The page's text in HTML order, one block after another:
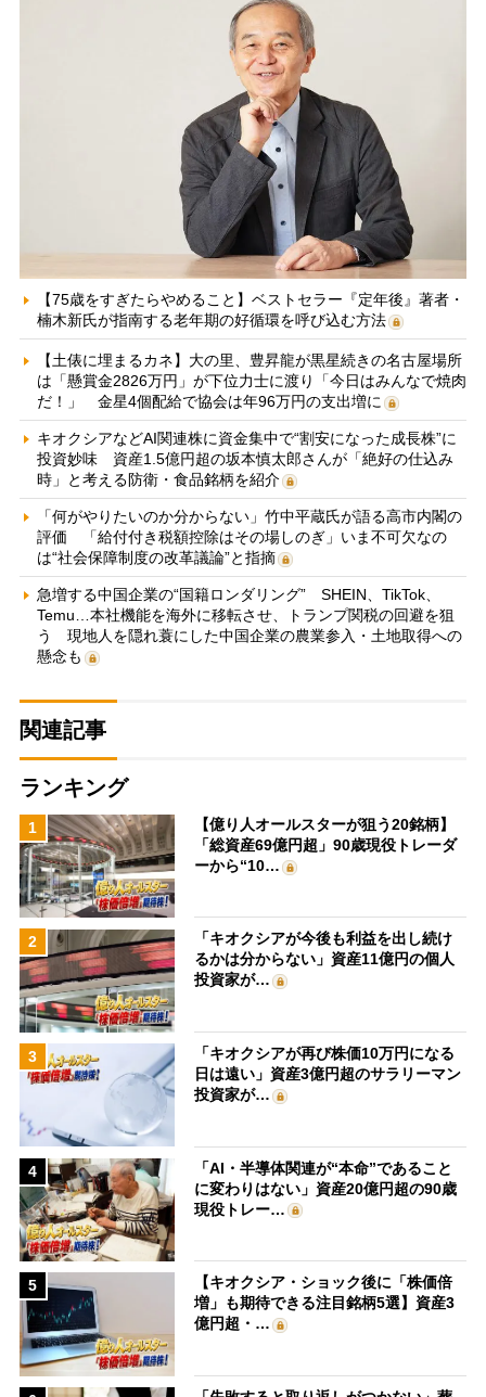
【75歳をすぎたらやめること】ベストセラー『定年後』著者・
楠木新氏が指南する老年期の好循環を呼び込む方法
【土俵に埋まるカネ】大の里、豊昇龍が黒星続きの名古屋場所
は「懸賞金2826万円」が下位力士に渡り「今日はみんなで焼肉
だ！」 金星4個配給で協会は年96万円の支出増に
キオクシアなどAI関連株に資金集中で“割安になった成長株”に
投資妙味 資産1.5億円超の坂本慎太郎さんが「絶好の仕込み
時」と考える防衛・食品銘柄を紹介
「何がやりたいのか分からない」竹中平蔵氏が語る高市内閣の
評価 「給付付き税額控除はその場しのぎ」いま不可欠なの
は“社会保障制度の改革議論”と指摘
急増する中国企業の“国籍ロンダリング” SHEIN、TikTok、
Temu…本社機能を海外に移転させ、トランプ関税の回避を狙
う 現地人を隠れ蓑にした中国企業の農業参入・土地取得への
懸念も
関連記事
ランキング
1
【億り人オールスターが狙う20銘柄】
「総資産69億円超」90歳現役トレーダ
ーから“10…
2
「キオクシアが今後も利益を出し続け
るかは分からない」資産11億円の個人
投資家が…
3
「キオクシアが再び株価10万円になる
日は遠い」資産3億円超のサラリーマン
投資家が…
4
「AI・半導体関連が“本命”であること
に変わりはない」資産20億円超の90歳
現役トレー…
5
【キオクシア・ショック後に「株価倍
増」も期待できる注目銘柄5選】資産3
億円超・…